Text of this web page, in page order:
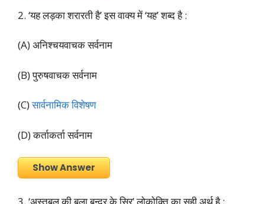
2. ‘यह लड़का शरारती है’ इस वाक्य में ‘यह’ शब्द है :
(A) अनिश्चयवाचक सर्वनाम
(B) पुरुषवाचक सर्वनाम
(C)सार्वनामिक विशेषण
(D) कर्ताकर्ता सर्वनाम
Show Answer
3. ‘अस्तबल की बला बन्दर के सिर’ लोकोक्ति का सही अर्थ है :